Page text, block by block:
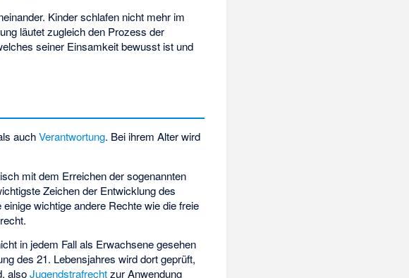
Kinder schlafen nicht mehr im
läutet zugleich den Prozess der
seiner Einsamkeit bewusst ist und
auchVerantwortung. Bei ihrem Alter wird
mit dem Erreichen der sogenannten
Zeichen der Entwicklung des
einige wichtige andere Rechte wie die freie
in jedem Fall als Erwachsene gesehen
des 21. Lebensjahres wird dort geprüft,
alsoJugendstrafrechtzur Anwendung